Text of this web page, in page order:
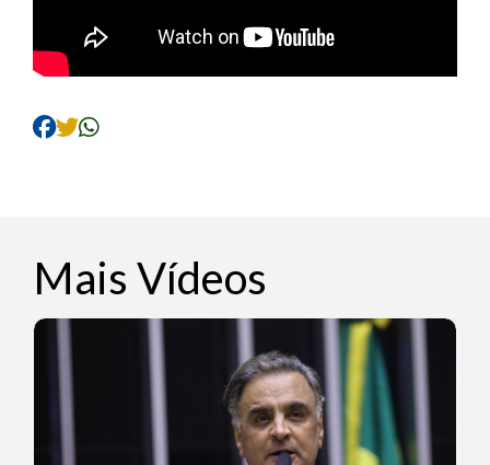
Mais Vídeos